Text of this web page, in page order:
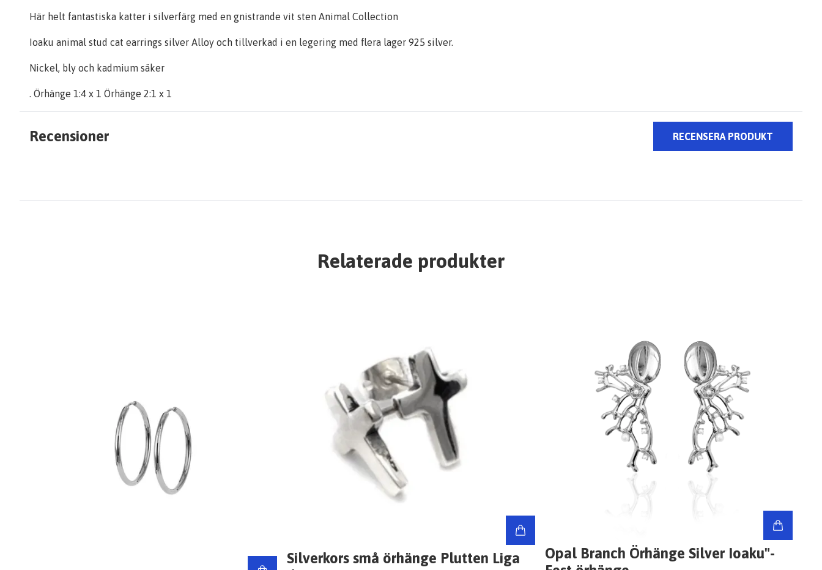
Här helt fantastiska katter i silverfärg med en gnistrande vit sten Animal Collection
Ioaku animal stud cat earrings silver Alloy och tillverkad i en legering med flera lager 925 silver.
Nickel, bly och kadmium säker
. Örhänge 1:4 x 1 Örhänge 2:1 x 1
Recensioner RECENSERA PRODUKT
Relaterade produkter
Silverkors små örhänge Plutten Liga
Opal Branch Örhänge Silver Ioaku"-